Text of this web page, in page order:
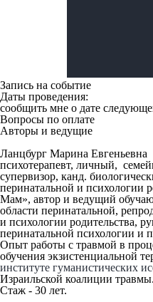
Запись на событие
Даты проведения:
сообщить мне о дате
Вопросы по оплате
Авторы и ведущие
Ланцбург Марина Евгеньевна
психотерапевт, личный,
супервизор, канд.
перинатальной и психологии
Мам», автор и ведущий
области перинатальной,
и психологии родительства,
перинатальной психологии и
Опыт работы с травмой в
обучения экзистенциальной
институте гуманистических
Израильской коалиции травмы.
Стаж - 30 лет.